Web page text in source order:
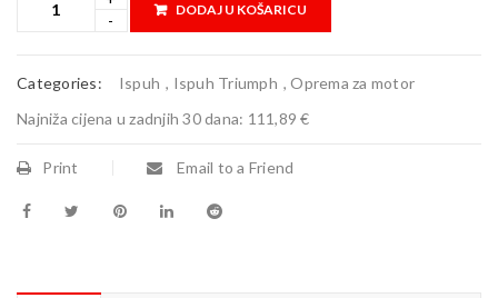
DODAJ U KOŠARICU
Categories: Ispuh , Ispuh Triumph ,Oprema za motor
Najniža cijena u zadnjih 30 dana: 111,89 €
Print Email to a Friend